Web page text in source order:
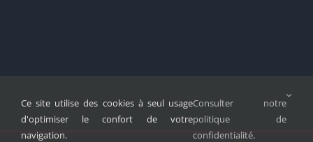
Ce site utilise des cookies à seul usage
d'optimiser le confort de votre
navigation.
Consulter notre
politique de
confidentialité.